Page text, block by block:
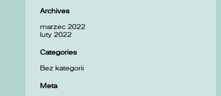
Archives
marzec 2022
luty 2022
Categories
Bez kategorii
Meta